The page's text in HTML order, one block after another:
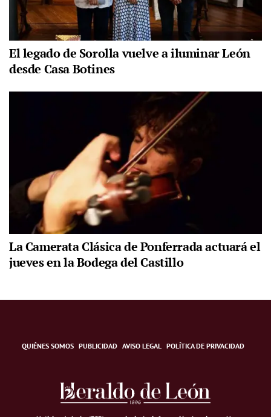
El legado de Sorolla vuelve a iluminar León
desde Casa Botines
La Camerata Clásica de Ponferrada actuará el
jueves en la Bodega del Castillo
QUIÉNES SOMOS PUBLICIDAD AVISO LEGAL POLÍTICA DE PRIVACIDAD